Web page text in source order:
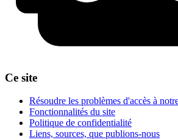
Ce site
Résoudre les problèmes d'accès à
Fonctionnalités du site
Politique de confidentialité
Liens, sources, que publions-nous